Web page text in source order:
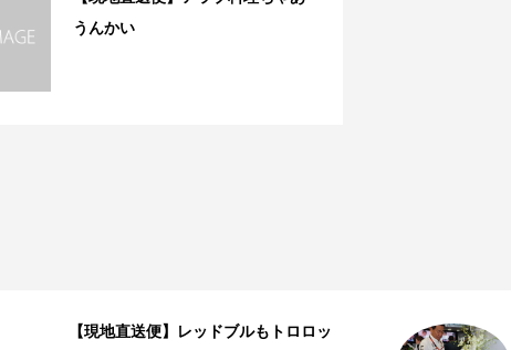
うんかい
【現地直送便】レッドブルもトロロッ